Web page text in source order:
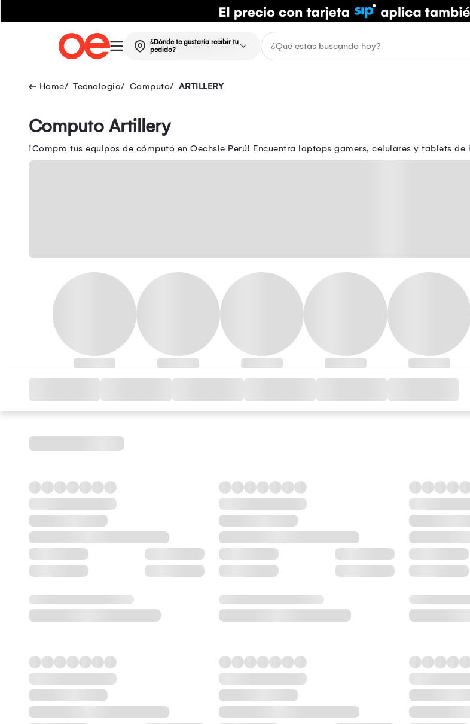
¿Dónde te gustaría recibir tu
pedido?
Tecnologia Computo ARTILLERY
Computo Artillery
¡Compra tus equipos de cómputo en Oechsle Perú! Encuentra laptops gamers, celulares y tablets